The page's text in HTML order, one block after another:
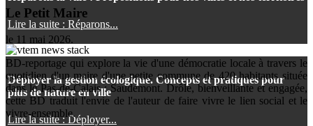
Lire la suite : Réparons...
Déployer la gestion écologique. Concepts et pratiques pour
plus de nature en ville
Lire la suite : Déployer...
Le Petit Maire
le 11 mai 2026.
BD-reportage qui explore la vie d'une démocratie locale à travers le
quotidien d'un maire d'une petite commune de 420 habitants située
dans le Pas-de-Calais : Saudemont. Drôle, bienveillante et engagée,
cette BD traduit l'envie de l'auteur de faire vivre le lien social et le
vivre-ensemble.